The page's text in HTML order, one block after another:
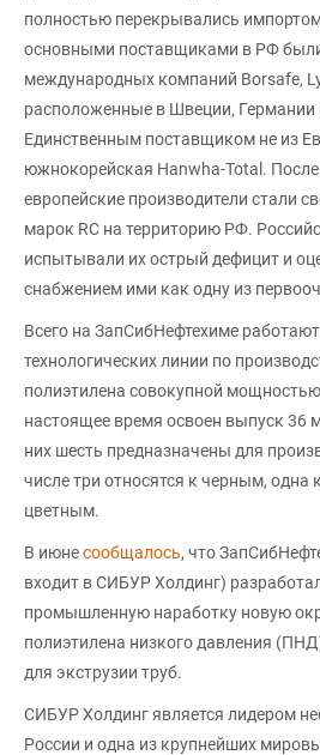
полностью перекрывались
основными поставщиками в РФ
международных компаний Borsafe,
расположенные в Швеции, Германии
Единственным поставщиком не из
южнокорейская Hanwha-Total.
европейские производители стали
марок RC на территорию РФ.
испытывали их острый дефицит и
снабжением ими как одну из
Всего на ЗапСибНефтехиме
технологических линии по
полиэтилена совокупной
настоящее время освоен выпуск 36
них шесть предназначены для
числе три относятся к черным, одна
цветным.
В июнесообщалось, что
входит в СИБУР Холдинг)
промышленную наработку новую
полиэтилена низкого давления
для экструзии труб.
СИБУР Холдинг является лидером
России и одна из крупнейших